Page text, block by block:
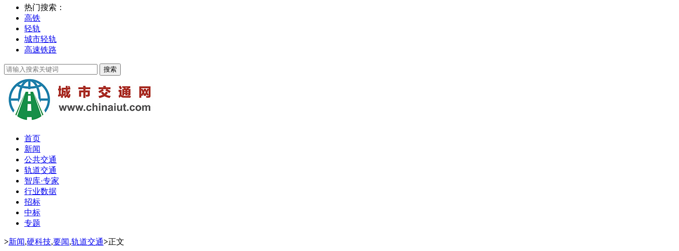
热门搜索：
高铁
轻轨
城市轻轨
高速铁路
首页
新闻
公共交通
轨道交通
智库·专家
行业数据
招标
中标
专题
>新闻,硬科技,要闻,轨道交通>正文